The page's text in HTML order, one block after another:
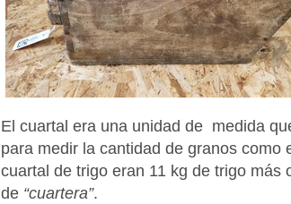
El cuartal era una unidad de medida
para medir la cantidad de granos
cuartal de trigo eran 11 kg de trigo más
de “cuartera”.